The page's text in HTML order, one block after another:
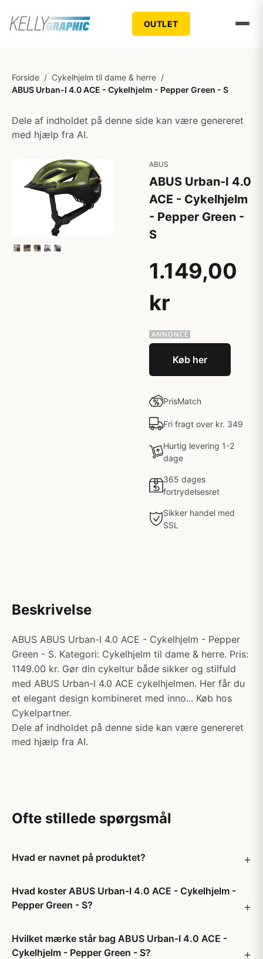
OUTLET
Forside / Cykelhjelm til dame & herre /
ABUS Urban-I 4.0 ACE - Cykelhjelm - Pepper Green - S
Dele af indholdet på denne side kan være genereret
med hjælp fra AI.
ABUS
ABUS Urban-I 4.0
ACE - Cykelhjelm
- Pepper Green -
S
1.149,00
kr
Køb her
PrisMatch
Fri fragt over kr. 349
Hurtig levering 1-2
dage
365 dages
fortrydelsesret
Sikker handel med
SSL
Beskrivelse
ABUS ABUS Urban-I 4.0 ACE - Cykelhjelm - Pepper
Green - S. Kategori: Cykelhjelm til dame & herre. Pris:
1149.00 kr. Gør din cykeltur både sikker og stilfuld
med ABUS Urban-I 4.0 ACE cykelhjelmen. Her får du
et elegant design kombineret med inno... Køb hos
Cykelpartner.
Dele af indholdet på denne side kan være genereret
med hjælp fra AI.
Ofte stillede spørgsmål
Hvad er navnet på produktet?
Hvad koster ABUS Urban-I 4.0 ACE - Cykelhjelm -
Pepper Green - S?
Hvilket mærke står bag ABUS Urban-I 4.0 ACE -
Cykelhjelm - Pepper Green - S?